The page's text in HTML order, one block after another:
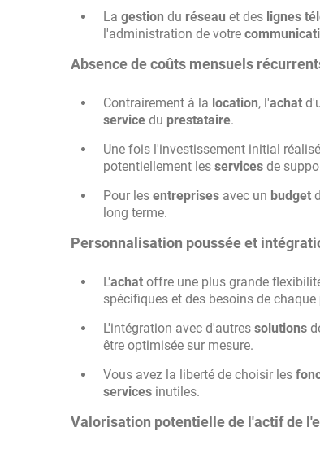
La gestion du réseau et des lignes
l'administration de votre
Absence de coûts mensuels
Contrairement à la location, l'achat
service du prestataire.
Une fois l'investissement initial
potentiellement les services de
Pour les entreprises avec un budget
long terme.
Personnalisation poussée et
L'achat offre une plus grande
spécifiques et des besoins de chaque
L'intégration avec d'autres solutions
être optimisée sur mesure.
Vous avez la liberté de choisir les
services inutiles.
Valorisation potentielle de l'actif de